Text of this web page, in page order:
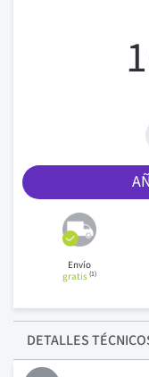
Envío
gratis(1)
DETALLES